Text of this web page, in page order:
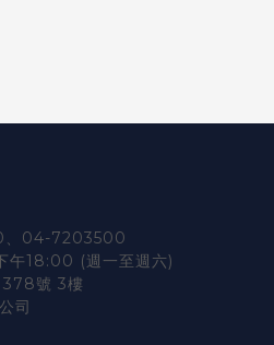
、04-7203500
午18:00 (週一至週六)
378號 3樓
司